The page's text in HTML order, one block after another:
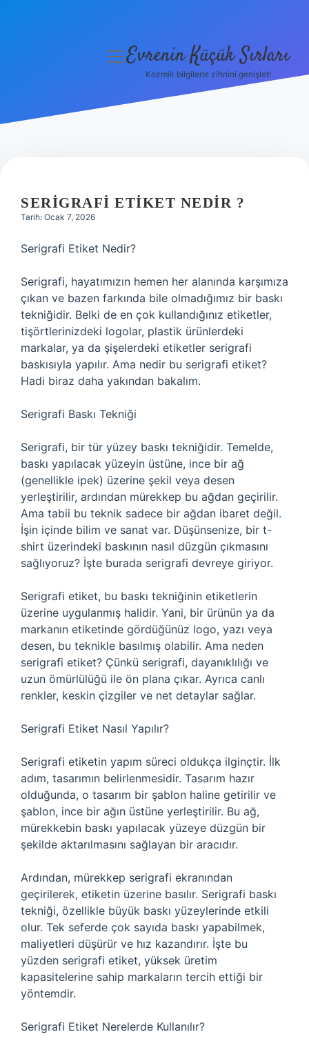
Hakkımızda
menüyü
Evrenin Küçük Sırları
Kozmik bilgilerle zihnini genişlet!
SERIGRAFI ETIKET NEDIR ?
Tarih: Ocak 7, 2026
Serigrafi Etiket Nedir?
Serigrafi, hayatımızın hemen her alanında karşımıza
çıkan ve bazen farkında bile olmadığımız bir baskı
tekniğidir. Belki de en çok kullandığınız etiketler,
tişörtlerinizdeki logolar, plastik ürünlerdeki
markalar, ya da şişelerdeki etiketler serigrafi
baskısıyla yapılır. Ama nedir bu serigrafi etiket?
Hadi biraz daha yakından bakalım.
Serigrafi Baskı Tekniği
Serigrafi, bir tür yüzey baskı tekniğidir. Temelde,
baskı yapılacak yüzeyin üstüne, ince bir ağ
(genellikle ipek) üzerine şekil veya desen
yerleştirilir, ardından mürekkep bu ağdan geçirilir.
Ama tabii bu teknik sadece bir ağdan ibaret değil.
İşin içinde bilim ve sanat var. Düşünsenize, bir t-
shirt üzerindeki baskının nasıl düzgün çıkmasını
sağlıyoruz? İşte burada serigrafi devreye giriyor.
Serigrafi etiket, bu baskı tekniğinin etiketlerin
üzerine uygulanmış halidir. Yani, bir ürünün ya da
markanın etiketinde gördüğünüz logo, yazı veya
desen, bu teknikle basılmış olabilir. Ama neden
serigrafi etiket? Çünkü serigrafi, dayanıklılığı ve
uzun ömürlülüğü ile ön plana çıkar. Ayrıca canlı
renkler, keskin çizgiler ve net detaylar sağlar.
Serigrafi Etiket Nasıl Yapılır?
Serigrafi etiketin yapım süreci oldukça ilginçtir. İlk
adım, tasarımın belirlenmesidir. Tasarım hazır
olduğunda, o tasarım bir şablon haline getirilir ve
şablon, ince bir ağın üstüne yerleştirilir. Bu ağ,
mürekkebin baskı yapılacak yüzeye düzgün bir
şekilde aktarılmasını sağlayan bir aracıdır.
Ardından, mürekkep serigrafi ekranından
geçirilerek, etiketin üzerine basılır. Serigrafi baskı
tekniği, özellikle büyük baskı yüzeylerinde etkili
olur. Tek seferde çok sayıda baskı yapabilmek,
maliyetleri düşürür ve hız kazandırır. İşte bu
yüzden serigrafi etiket, yüksek üretim
kapasitelerine sahip markaların tercih ettiği bir
yöntemdir.
Serigrafi Etiket Nerelerde Kullanılır?